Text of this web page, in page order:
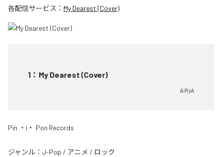
各配信サービス： My Dearest (Cover)
1 ： My Dearest (Cover)
AiRyA
Pin ・i・ Pon Records
ジャンル： J-Pop / アニメ / ロック